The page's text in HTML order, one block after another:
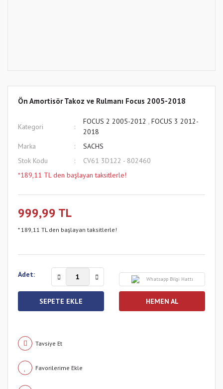
Ön Amortisör Takoz ve Rulmanı Focus 2005-2018
Kategori
FOCUS 2 2005-2012 , FOCUS 3 2012-
2018
Marka
SACHS
Stok Kodu
CV61 3D122 - 802460
*189,11 TL den başlayan taksitlerle!
999,99 TL
* 189,11 TL den başlayan taksitlerle!
Adet:
Whatsapp Bilgi Hattı
SEPETE EKLE HEMEN AL
Tavsiye Et